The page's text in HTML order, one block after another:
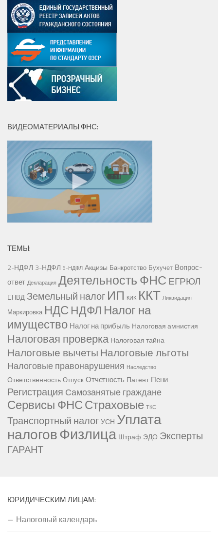
ВИДЕОМАТЕРИАЛЫ ФНС:
ТЕМЫ:
2-НДФЛ 3-НДФЛ 6-НДФЛ Акцизы Банкротство Бухучет Вопрос-
ответ Декларация Деятельность ФНС ЕГРЮЛ
ЕНВД Земельный налог ИП КИК ККТ Ликвидация
Маркировка НДС НДФЛ Налог на
имущество Налог на прибыль Налоговая амнистия
Налоговая проверка Налоговая тайна
Налоговые вычетыНалоговые льготы
Налоговые правонарушения Наследство
Ответственность Отпуск Отчетность Патент Пени
Регистрация Самозанятые граждане
Сервисы ФНССтраховые ТКС
Транспортный налогУСН Уплата
налоговФизлица Штраф ЭДО Эксперты
ГАРАНТ
ЮРИДИЧЕСКИМ ЛИЦАМ:
Налоговый календарь